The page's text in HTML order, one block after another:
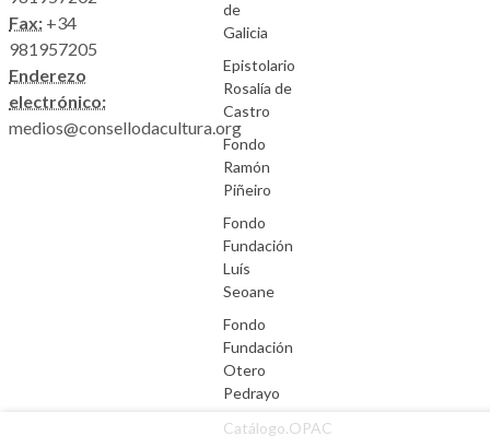
Fax: +34
981957205
Enderezo
electrónico:
medios@consellodacultura.org
de
Galicia
Epistolario
Rosalía de
Castro
Fondo
Ramón
Piñeiro
Fondo
Fundación
Luís
Seoane
Fondo
Fundación
Otero
Pedrayo
Catálogo.OPAC